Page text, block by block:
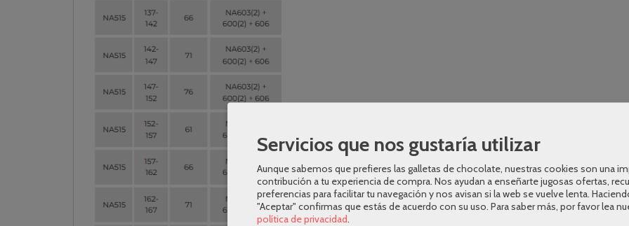
Servicios que nos gustaría utilizar
Aunque sabemos que prefieres las galletas de chocolate, nuestras cookies son una
contribución a tu experiencia de compra. Nos ayudan a enseñarte jugosas ofertas,
preferencias para facilitar tu navegación y nos avisan si la web se vuelve lenta.
"Aceptar" confirmas que estás de acuerdo con su uso. Para saber más, por favor lea
política de privacidad.